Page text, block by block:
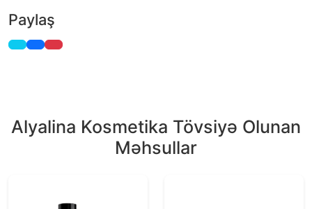
Paylaş
Alyalina Kosmetika Tövsiyə Olunan
Məhsullar